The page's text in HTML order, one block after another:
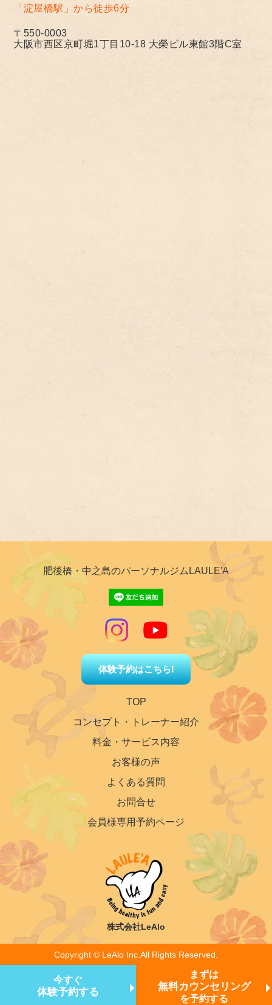
今すぐ
体験予約する
まずは
無料カウンセリング
を予約する
「淀屋橋駅」から徒歩6分
〒550-0003
大阪市西区京町堀1丁目10-18 大榮ビル東館3階C室
肥後橋・中之島のパーソナルジムLAULE'A
体験予約はこちら!
TOP
コンセプト・トレーナー紹介
料金・サービス内容
お客様の声
よくある質問
お問合せ
会員様専用予約ページ
株式会社LeAlo
Copyright ©︎ LeAlo Inc.All Rights Reserved.